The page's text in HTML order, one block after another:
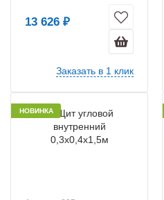
13 626 ₽
Заказать в 1 клик
НОВИНКА